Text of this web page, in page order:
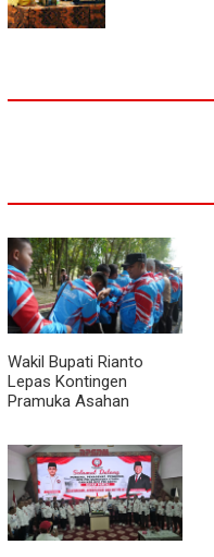
Wakil Bupati Rianto
Lepas Kontingen
Pramuka Asahan
2026 di Cibubur